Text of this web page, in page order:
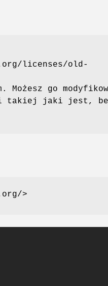
licenses/old-
Możesz go
takiej jaki jest,
>